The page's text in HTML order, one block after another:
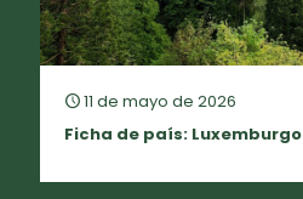
11 de mayo de 2026
Ficha de país: Luxemburgo